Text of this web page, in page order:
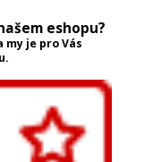
eshopu?
my je pro Vás